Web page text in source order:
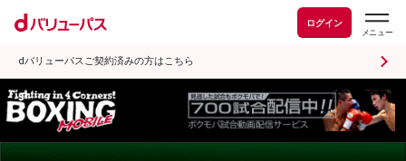
ログイン
dバリューパスご契約済みの方はこちら